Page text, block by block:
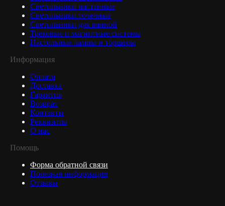
Светильники настенные
Светильники точечные
Светильники для ванной
Трековые и магнитные системы
Настольные лампы и торшеры
Информация
Оплата
Доставка
Гарантия
Возврат
Контакты
Реквизиты
О нас
Помощь
Форма обратной связи
Полезная информация
Отзывы